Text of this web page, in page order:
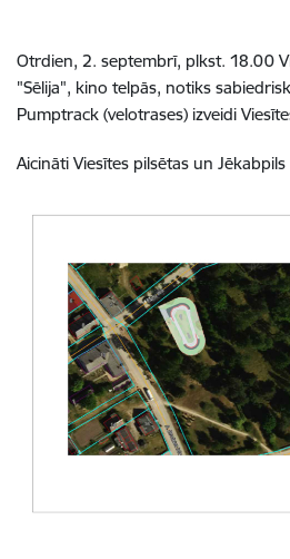
Otrdien, 2. septembrī, plkst. 18.00
"Sēlija", kino telpās, notiks
Pumptrack (velotrases) izveidi
Aicināti Viesītes pilsētas un